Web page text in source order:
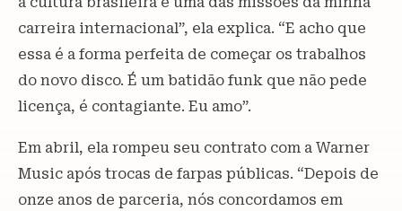
carreira internacional”, ela explica. “E acho que
essa é a forma perfeita de começar os trabalhos
do novo disco. É um batidão funk que não pede
licença, é contagiante. Eu amo”.
Em abril, ela rompeu seu contrato com a Warner
Music após trocas de farpas públicas. “Depois de
onze anos de parceria, nós concordamos em